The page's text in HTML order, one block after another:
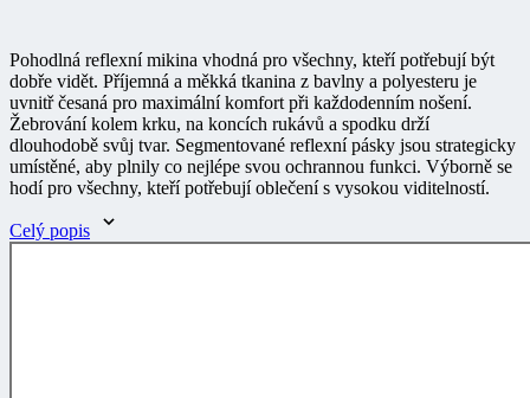
uvnitř česaná pro maximální komfort při každodenním nošení.
Žebrování kolem krku, na koncích rukávů a spodku drží
dlouhodobě svůj tvar. Segmentované reflexní pásky jsou strategicky
umístěné, aby plnily co nejlépe svou ochrannou funkci. Výborně se
hodí pro všechny, kteří potřebují oblečení s vysokou viditelností.
Celý popis